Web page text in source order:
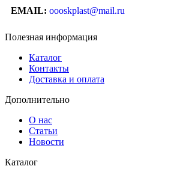
EMAIL: oooskplast@mail.ru
Полезная информация
Каталог
Контакты
Доставка и оплата
Дополнительно
О нас
Статьи
Новости
Каталог